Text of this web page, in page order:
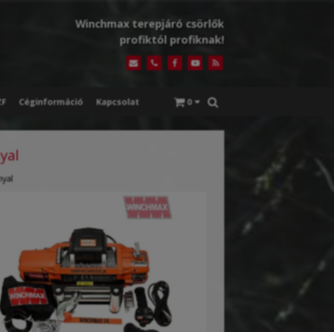
Winchmax terepjáró csörlők
profiktól profiknak!
0
Céginformáció Kapcsolat